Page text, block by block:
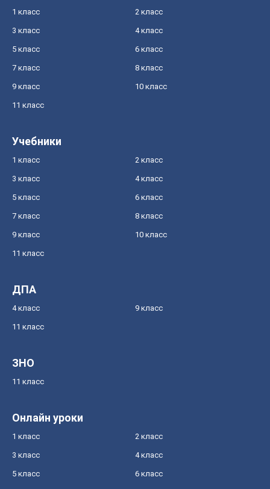
1 класс 2 класс
3 класс 4 класс
5 класс 6 класс
7 класс 8 класс
9 класс 10 класс
11 класс
Учебники
1 класс 2 класс
3 класс 4 класс
5 класс 6 класс
7 класс 8 класс
9 класс 10 класс
11 класс
ДПА
4 класс 9 класс
11 класс
ЗНО
11 класс
Онлайн уроки
1 класс 2 класс
3 класс 4 класс
5 класс 6 класс